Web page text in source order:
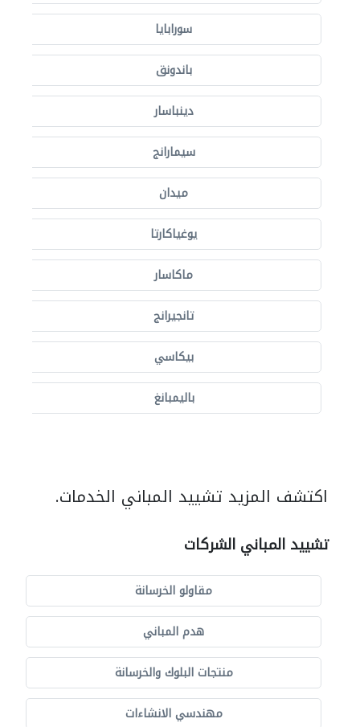
سورابايا
باندونق
دينباسار
سيمارانج
ميدان
يوغياكارتا
ماكاسار
تانجيرانج
بيكاسي
باليمبانغ
اكتشف المزيد تشييد المباني الخدمات.
تشييد المباني الشركات
مقاولو الخرسانة
هدم المباني
منتجات البلوك والخرسانة
مهندسي الانشاءات